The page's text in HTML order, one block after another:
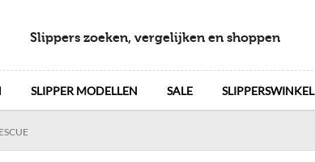
Slippers zoeken, vergelijken en shoppen
SLIPPER MODELLEN SALE SLIPPERSWINKEL